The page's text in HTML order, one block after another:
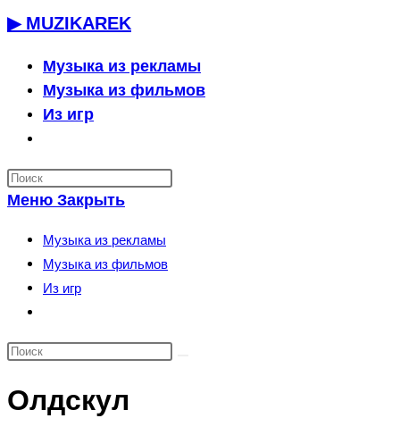
Перейти
содержимому
▶ MUZIKAREK
Музыка из рекламы
Музыка из фильмов
Из игр
по
веб-
сайту
Меню Закрыть
Музыка из рекламы
Музыка из фильмов
Из игр
по
сайту
Олдскул